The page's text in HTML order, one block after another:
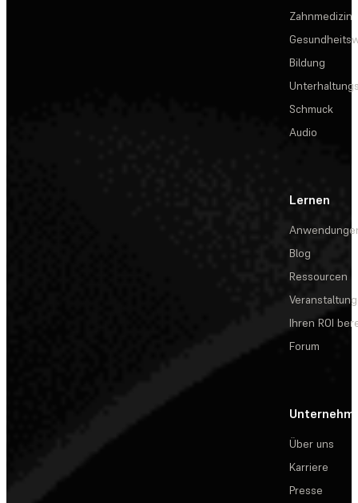
Zahnmedizin
Bildung
Schmuck
Audio
Lernen
Blog
Ressourcen
Ihren ROI
Forum
Über uns
Karriere
Presse